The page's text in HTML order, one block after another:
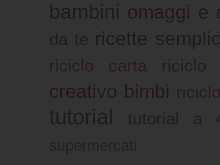
bambini omaggi e
da te ricette
riciclo carta riciclo
creativo bimbi
tutorial tutorial a